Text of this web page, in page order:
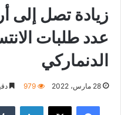
زيادة تصل إلى
عدد طلبات
الدنماركي
28 مارس، 2022 979
فيسبوك لينكدإن